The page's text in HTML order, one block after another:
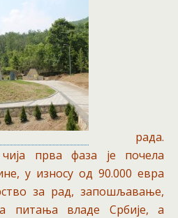
рада.
прва фаза је почела
у износу од 90.000 евра
за рад, запошљавање,
питања владе Србије, а